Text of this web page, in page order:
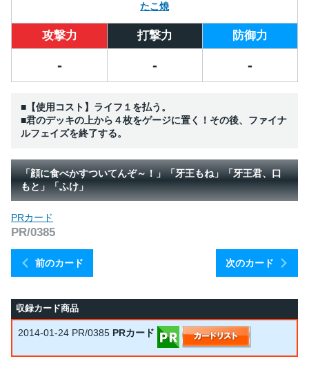
たこ焼
攻撃力 打撃力 防御力
- - -
■【使用コスト】ライフ１を払う。
■君のデッキの上から４枚をゲージに置く！その後、ファイナ
ルフェイズを終了する。
「顔に食べかすついてんぞ～！」「牙王もね」「牙王君、口
もと」「ふけ」
前のカード
PRカード
PR/0385
次のカード
収録カード商品
2014-01-24 PR/0385 PRカード